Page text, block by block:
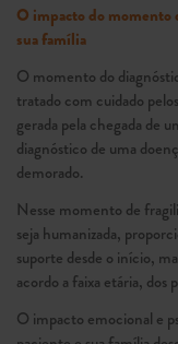
O impacto do momento
sua família
O momento do
tratado com cuidado
gerada pela chegada de
diagnóstico de uma
demorado.
Nesse momento de
seja humanizada,
suporte desde o início,
acordo a faixa etária, dos
O impacto emocional e